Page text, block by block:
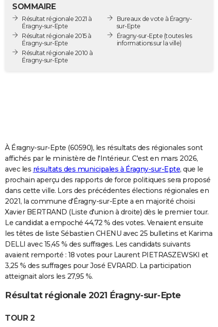
Destinations
City break
Voyage nature
Voyage de noces
Forum
Climat
GUIDES D'ACHAT
BONS PLANS
S'inscrire
Se connecter
Lycées
Collèges
Primaires
Universités
Entreprises
Service militaire
Avis de recherche
AVIS DE DÉCÈS
FORUM
Bricolage
Lifestyle
Culture
Sport
Auto
Television
Voyage
Cinema
SOMMAIRE
Résultat régionale 2021 à
Éragny-sur-Epte
Résultat régionale 2015 à
Éragny-sur-Epte
Résultat régionale 2010 à
Éragny-sur-Epte
Bureaux de vote à Éragny-
sur-Epte
Éragny-sur-Epte (toutes les
informations sur la ville)
À Éragny-sur-Epte (60590), les résultats des régionales sont
affichés par le ministère de l'Intérieur. C'est en mars 2026,
avec les résultats des municipales à Éragny-sur-Epte, que le
prochain aperçu des rapports de force politiques sera proposé
dans cette ville. Lors des précédentes élections régionales en
2021, la commune d'Éragny-sur-Epte a en majorité choisi
Xavier BERTRAND (Liste d'union à droite) dès le premier tour.
Le candidat a empoché 44,72 % des votes. Venaient ensuite
les têtes de liste Sébastien CHENU avec 25 bulletins et Karima
DELLI avec 15,45 % des suffrages. Les candidats suivants
avaient remporté : 18 votes pour Laurent PIETRASZEWSKI et
3,25 % des suffrages pour José EVRARD. La participation
atteignait alors les 27,95 %.
Résultat régionale 2021 Éragny-sur-Epte
TOUR 2